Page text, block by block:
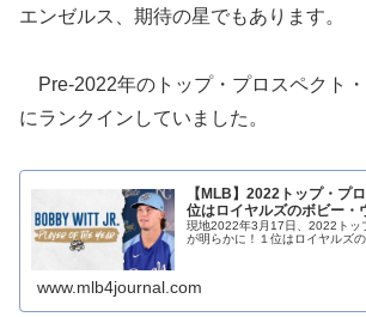
エンゼルス、期待の星でもあります。
Pre-2022年のトップ・プロスペクト
にランクインしていました。
【MLB】2022トップ・プ
位はロイヤルズのボビー・
現地2022年3月17日、2022トッ
が明らかに！１位はロイヤルズ
www.mlb4journal.com